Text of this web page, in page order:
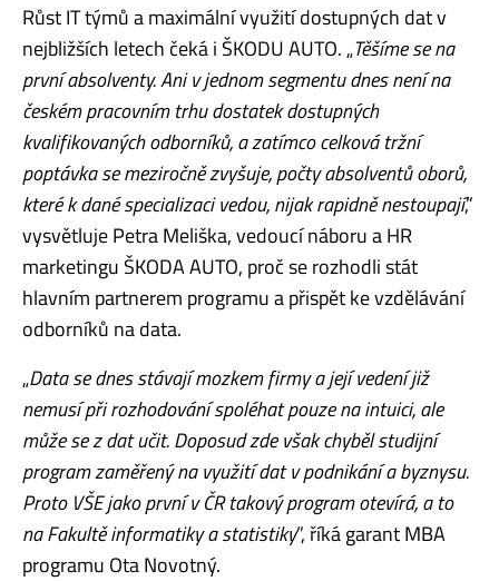
Růst IT týmů a maximální využití dostupných dat v
nejbližších letech čeká i ŠKODU AUTO. „Těšíme se na
první absolventy. Ani v jednom segmentu dnes není na
českém pracovním trhu dostatek dostupných
kvalifikovaných odborníků, a zatímco celková tržní
poptávka se meziročně zvyšuje, počty absolventů oborů,
které k dané specializaci vedou, nijak rapidně nestoupají,”
vysvětluje Petra Meliška, vedoucí náboru a HR
marketingu ŠKODA AUTO, proč se rozhodli stát
hlavním partnerem programu a přispět ke vzdělávání
odborníků na data.
„Data se dnes stávají mozkem firmy a její vedení již
nemusí při rozhodování spoléhat pouze na intuici, ale
může se z dat učit. Doposud zde však chyběl studijní
program zaměřený na využití dat v podnikání a byznysu.
Proto VŠE jako první v ČR takový program otevírá, a to
na Fakultě informatiky a statistiky”, říká garant MBA
programu Ota Novotný.